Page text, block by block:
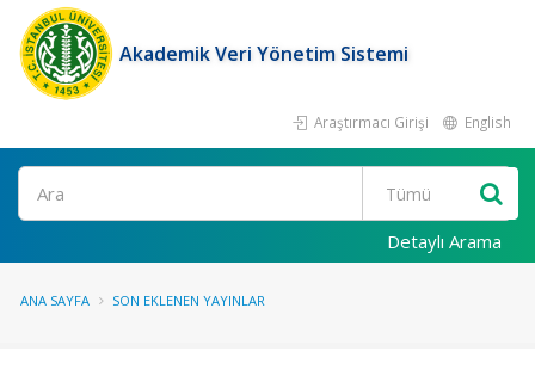
Akademik Veri Yönetim Sistemi
Araştırmacı Girişi English
Ara
Detaylı Arama
ANA SAYFA SON EKLENEN YAYINLAR